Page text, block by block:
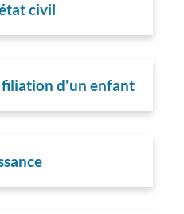
civil
filiation d'un enfant